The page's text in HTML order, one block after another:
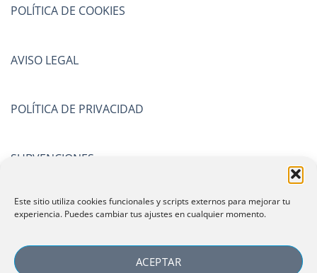
Este sitio utiliza cookies funcionales y scripts externos para mejorar tu
experiencia. Puedes cambiar tus ajustes en cualquier momento.
ACEPTAR
POLÍTICA DE COOKIES
AVISO LEGAL
POLÍTICA DE PRIVACIDAD
SUBVENCIONES
CERTIFICACIONES